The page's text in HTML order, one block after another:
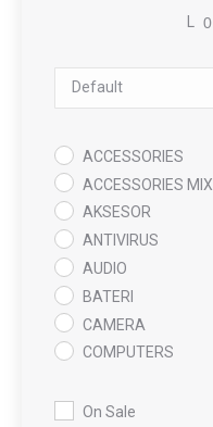
L
Sort Products
ACCESSORIES
ACCESSORIES MIX
AKSESOR
ANTIVIRUS
AUDIO
BATERI
CAMERA
COMPUTERS
DATA RECOVERY
On Sale